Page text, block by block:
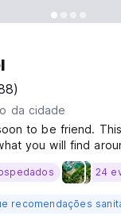
da cidade
to be friend.
you will find
and all the
24
recomendações